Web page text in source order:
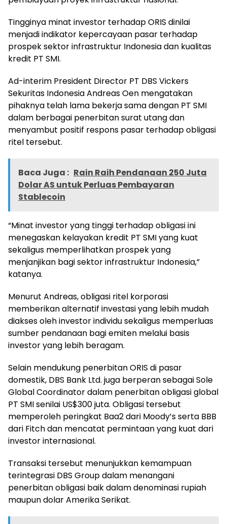
Tingginya minat investor terhadap ORIS dinilai
menjadi indikator kepercayaan pasar terhadap
prospek sektor infrastruktur Indonesia dan kualitas
kredit PT SMI.
Ad-interim President Director PT DBS Vickers
Sekuritas Indonesia Andreas Oen mengatakan
pihaknya telah lama bekerja sama dengan PT SMI
dalam berbagai penerbitan surat utang dan
menyambut positif respons pasar terhadap obligasi
ritel tersebut.
Baca Juga : Rain Raih Pendanaan 250 Juta
Dolar AS untuk Perluas Pembayaran
Stablecoin
“Minat investor yang tinggi terhadap obligasi ini
menegaskan kelayakan kredit PT SMI yang kuat
sekaligus memperlihatkan prospek yang
menjanjikan bagi sektor infrastruktur Indonesia,”
katanya.
Menurut Andreas, obligasi ritel korporasi
memberikan alternatif investasi yang lebih mudah
diakses oleh investor individu sekaligus memperluas
sumber pendanaan bagi emiten melalui basis
investor yang lebih beragam.
Selain mendukung penerbitan ORIS di pasar
domestik, DBS Bank Ltd. juga berperan sebagai Sole
Global Coordinator dalam penerbitan obligasi global
PT SMI senilai US$300 juta. Obligasi tersebut
memperoleh peringkat Baa2 dari Moody’s serta BBB
dari Fitch dan mencatat permintaan yang kuat dari
investor internasional.
Transaksi tersebut menunjukkan kemampuan
terintegrasi DBS Group dalam menangani
penerbitan obligasi baik dalam denominasi rupiah
maupun dolar Amerika Serikat.